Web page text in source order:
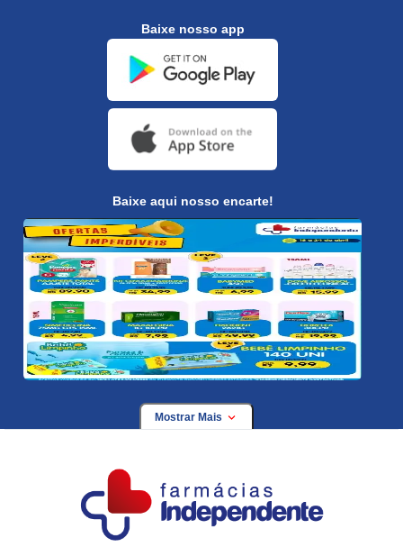
Baixe nosso app
Baixe aqui nosso encarte!
Mostrar Mais